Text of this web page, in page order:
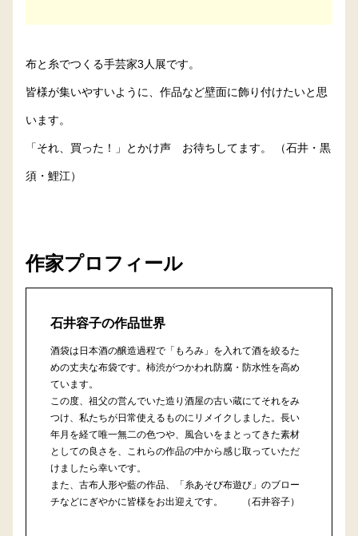
布と糸でつくる手芸家3人展です。
皆様が集いやすいように、作品など壁面に飾り付けたいと思
います。
「それ、買った！」とかけ声 お待ちしてます。 （石井・黒
須・鯉江）
作家プロフィール
石井容子の作品世界
酒袋は日本酒の醸造過程で「もろみ」を入れて酒を絞るた
めの丈夫な布袋です。柿渋がつかわれ防腐・防水性を高め
ています。
この度、祖父の営んでいた造り酒屋の古い蔵にてそれをみ
つけ、私たちが日常使えるものにリメイクしました。長い
年月を経て唯一無二の色つや、風合いをまとってきた素材
としての良さを、これらの作品の中から感じ取っていただ
けましたら幸いです。
また、古布人形や藍の作品、「糸あそび布遊び」のブロー
チなどにぎやかに皆様をお出迎えです。 （石井容子）